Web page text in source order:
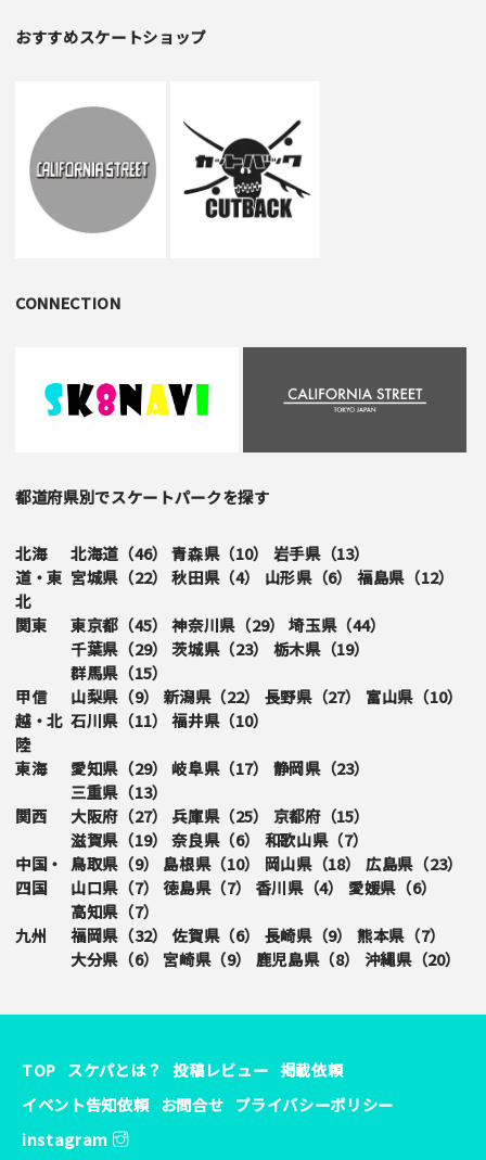
おすすめスケートショップ
CONNECTION
都道府県別でスケートパークを探す
北海
道・東
北
北海道（46） 青森県（10） 岩手県（13）
宮城県（22） 秋田県（4） 山形県（6） 福島県（12）
関東 東京都（45） 神奈川県（29） 埼玉県（44）
千葉県（29） 茨城県（23） 栃木県（19）
群馬県（15）
甲信
越・北
陸
山梨県（9） 新潟県（22） 長野県（27） 富山県（10）
石川県（11） 福井県（10）
東海 愛知県（29） 岐阜県（17） 静岡県（23）
三重県（13）
関西
大阪府（27） 兵庫県（25） 京都府（15）
滋賀県（19） 奈良県（6） 和歌山県（7）
中国・
四国
鳥取県（9） 島根県（10） 岡山県（18） 広島県（23）
山口県（7） 徳島県（7） 香川県（4） 愛媛県（6）
高知県（7）
九州
福岡県（32） 佐賀県（6） 長崎県（9） 熊本県（7）
大分県（6） 宮崎県（9） 鹿児島県（8） 沖縄県（20）
TOP スケパとは？ 投稿レビュー 掲載依頼
イベント告知依頼 お問合せ プライバシーポリシー
instagram